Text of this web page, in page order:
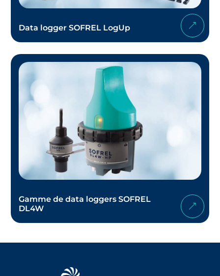
Data logger SOFREL LogUp
Gamme de data loggers SOFREL
DL4W